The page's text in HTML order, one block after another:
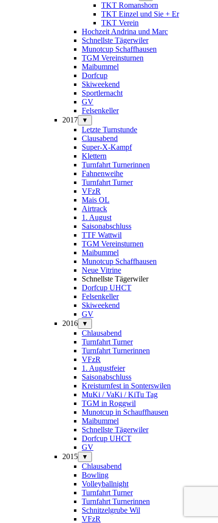
TKT Romanshorn
TKT Einzel und Sie + Er
TKT Verein
Hochzeit Andrina und Marc
Schnellste Tägerwiler
Munotcup Schaffhausen
TGM Vereinsturnen
Maibummel
Dorfcup
Skiweekend
Sportlernacht
GV
Felsenkeller
2017
▼
Letzte Turnstunde
Clausabend
Super-X-Kampf
Klettern
Turnfahrt Turnerinnen
Fahnenweihe
Turnfahrt Turner
VFzR
Mais OL
Airtrack
1. August
Saisonabschluss
TTF Wattwil
TGM Vereinsturnen
Maibummel
Munotcup Schaffhausen
Neue Vitrine
Schnellste Tägerwiler
Dorfcup UHCT
Felsenkeller
Skiweekend
GV
2016
▼
Chlausabend
Turnfahrt Turner
Turnfahrt Turnerinnen
VFzR
1. Augustfeier
Saisonabschluss
Kreisturnfest in Sonterswilen
MuKi / VaKi / KiTu Tag
TGM in Roggwil
Munotcup in Schauffhausen
Maibummel
Schnellste Tägerwiler
Dorfcup UHCT
GV
2015
▼
Chlausabend
Bowling
Volleyballnight
Turnfahrt Turner
Turnfahrt Turnerinnen
Schnitzelgrube Wil
VFzR